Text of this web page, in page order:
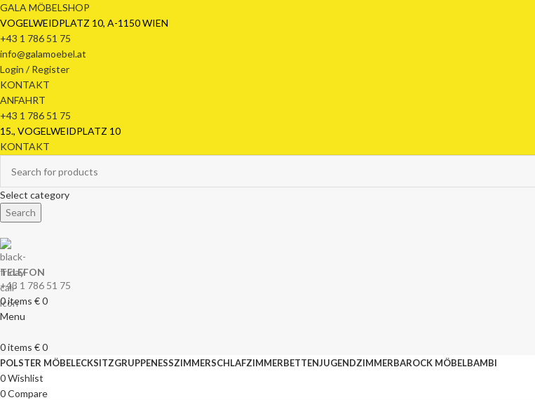
GALA MÖBELSHOP
VOGELWEIDPLATZ 10, A-1150 WIEN
+43 1 786 51 75
info@galamoebel.at
Login / Register
KONTAKT
ANFAHRT
+43 1 786 51 75
15., VOGELWEIDPLATZ 10
KONTAKT
Select category
Search
TELEFON
+43 1 786 51 75
0items €0
Menu
0items €0
POLSTER MÖBELECKSITZGRUPPENESSZIMMERSCHLAFZIMMERBETTENJUGENDZIMMERBAROCK MÖBELBAMBI
0Wishlist
0Compare